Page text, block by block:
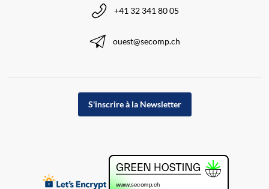
+41 32 341 80 05
ouest@secomp.ch
S'inscrire à la Newsletter